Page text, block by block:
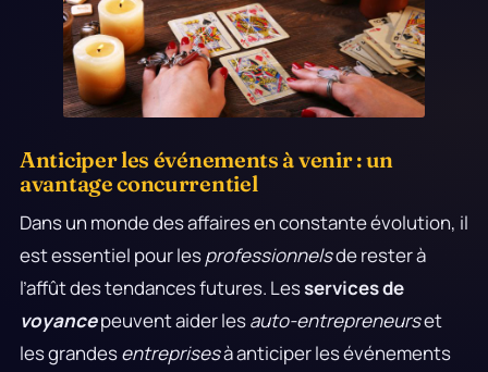
Anticiper les événements à venir : un
avantage concurrentiel
Dans un monde des affaires en constante évolution, il
est essentiel pour lesprofessionnelsde rester à
l’affût des tendances futures. Lesservices de
voyancepeuvent aider lesauto-entrepreneurset
les grandesentreprisesà anticiper les événements